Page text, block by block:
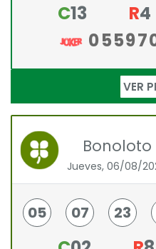
C13 R4
VER
Bonoloto
Jueves, 06/08/
05 07 23